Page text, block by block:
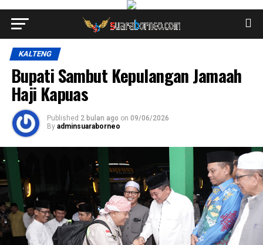
KALTENG
Bupati Sambut Kepulangan Jamaah
Haji Kapuas
Published 2 bulan ago on 09/06/2026
By adminsuaraborneo